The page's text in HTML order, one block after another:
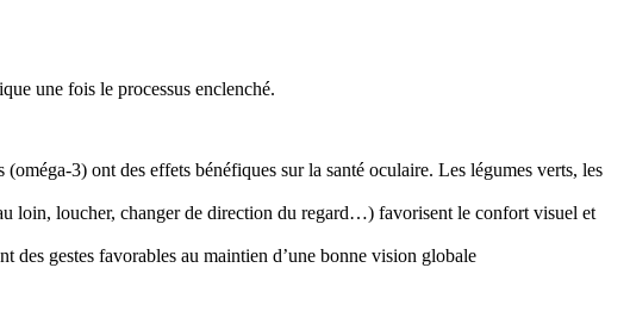
une fois le processus enclenché.
3) ont des effets bénéfiques sur la santé oculaire. Les légumes verts, les
loin, loucher, changer de direction du regard…) favorisent le confort visuel et
des gestes favorables au maintien d’une bonne vision globale